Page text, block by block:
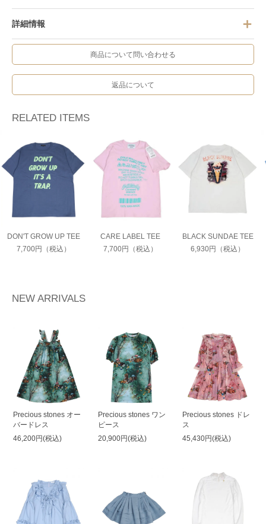
詳細情報
商品について問い合わせる
返品について
RELATED ITEMS
DON'T GROW UP TEE
7,700円（税込）
CARE LABEL TEE
7,700円（税込）
BLACK SUNDAE TEE
6,930円（税込）
NEW ARRIVALS
Precious stones オー
バードレス
46,200円(税込)
Precious stones ワン
ピース
20,900円(税込)
Precious stones ドレ
ス
45,430円(税込)